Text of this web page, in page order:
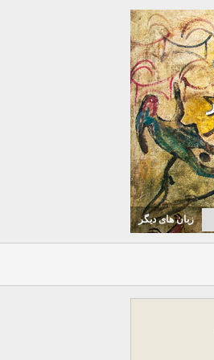
زبان های ديگر